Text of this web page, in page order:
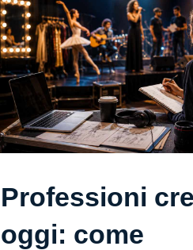
Professioni
oggi: come